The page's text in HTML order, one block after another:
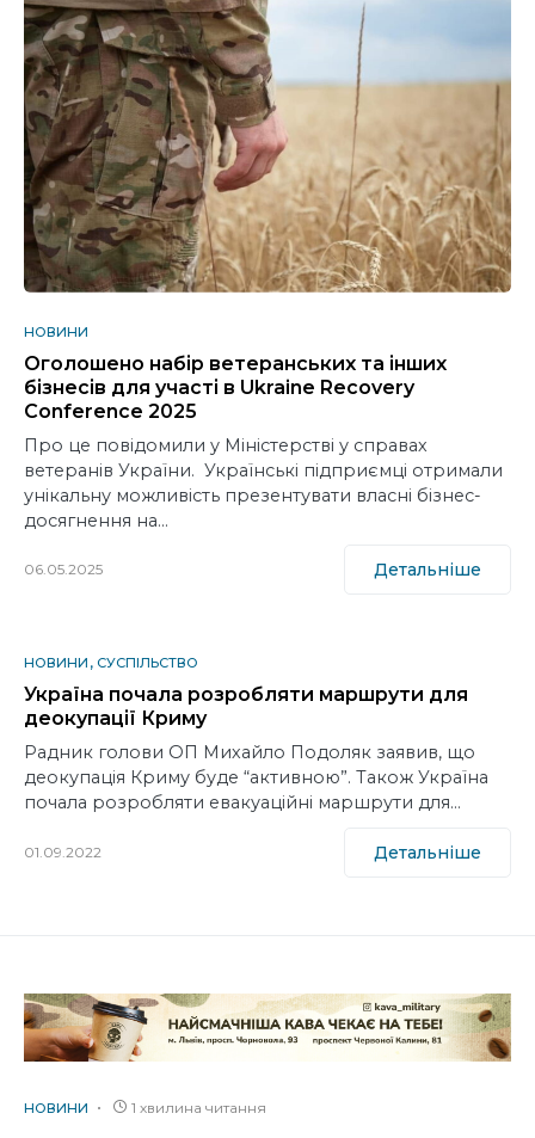
НОВИНИ
Оголошено набір ветеранських та інших
бізнесів для участі в Ukraine Recovery
Conference 2025
Про це повідомили у Міністерстві у справах
ветеранів України. Українські підприємці отримали
унікальну можливість презентувати власні бізнес-
досягнення на…
06.05.2025 Детальніше
НОВИНИ СУСПІЛЬСТВО
Україна почала розробляти маршрути для
деокупації Криму
Радник голови ОП Михайло Подоляк заявив, що
деокупація Криму буде “активною”. Також Україна
почала розробляти евакуаційні маршрути для…
01.09.2022 Детальніше
НОВИНИ 1 хвилина читання